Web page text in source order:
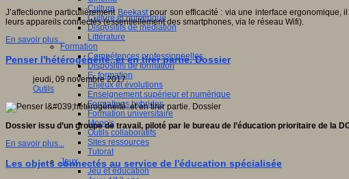
Culture
Culture et numérique
Dispositifs de médiation
Littérature
Formation
Compétences professionnelles
Dispositifs de formation
E- formation
Enjeux et évolutions
Enseignement supérieur et numérique
Formations hybrides
Formation universitaire
Mooc’s
Outils collaboratifs
Sites ressources
Tutorat
Jeux
Jeu et éducation
J’affectionne particulièrement Beekastpour son efficacité : via une interface ergonomique,
leurs appareils connectés (essentiellement des smartphones, via le réseau Wifi).
En savoir plus...
Penser l'hétérogénéité..et en tirer partie. Dossier
jeudi, 09 novembre 2017
Outils
Dossier issu d’un groupe de travail, piloté par le bureau de l’éducation prioritaire de la
En savoir plus...
Les objets connectés au service de l'éducation spécialisée